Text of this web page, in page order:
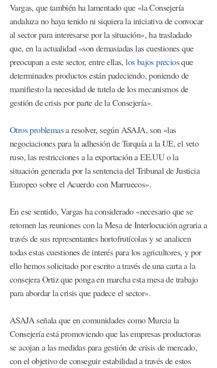
Vargas, que también ha lamentado que «la Consejería
andaluza no haya tenido ni siquiera la iniciativa de convocar
al sector para interesarse por la situación», ha trasladado
que, en la actualidad «son demasiadas las cuestiones que
preocupan a este sector, entre ellas,los bajos preciosque
determinados productos están padeciendo, poniendo de
manifiesto la necesidad de tutela de los mecanismos de
gestión de crisis por parte de la Consejería».
Otros problemasa resolver, según ASAJA, son «las
negociaciones para la adhesión de Turquía a la UE, el veto
ruso, las restricciones a la exportación a EE.UU o la
situación generada por la sentencia del Tribunal de Justicia
Europeo sobre el Acuerdo con Marruecos».
En ese sentido, Vargas ha considerado «necesario que se
retomen las reuniones con la Mesa de Interlocución agraria a
través de sus representantes hortofrutícolas y se analicen
todas estas cuestiones de interés para los agricultores, y por
ello hemos solicitado por escrito a través de una carta a la
consejera Ortiz que ponga en marcha esta mesa de trabajo
para abordar la crisis que padece el sector».
ASAJA señala que en comunidades como Murcia la
Consejería está promoviendo que las empresas productoras
se acojan a las medidas para gestión de crisis de mercado,
con el objetivo de conseguir estabilidad a través de estos